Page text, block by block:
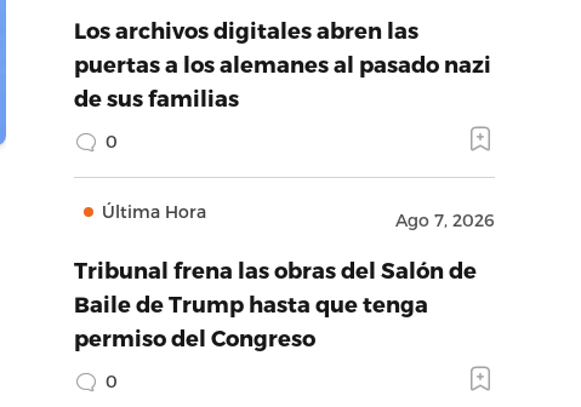
Los archivos digitales abren las
puertas a los alemanes al pasado nazi
de sus familias
0
Última Hora Ago 7, 2026
Tribunal frena las obras del Salón de
Baile de Trump hasta que tenga
permiso del Congreso
0